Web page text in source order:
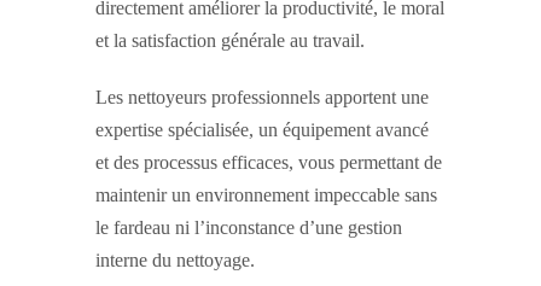
directement améliorer la productivité, le moral
et la satisfaction générale au travail.
Les nettoyeurs professionnels apportent une
expertise spécialisée, un équipement avancé
et des processus efficaces, vous permettant de
maintenir un environnement impeccable sans
le fardeau ni l’inconstance d’une gestion
interne du nettoyage.